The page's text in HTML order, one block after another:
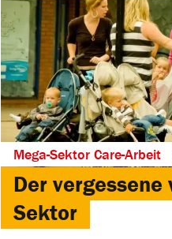
Mega-Sektor Care-Arbeit
Der vergessene
Sektor